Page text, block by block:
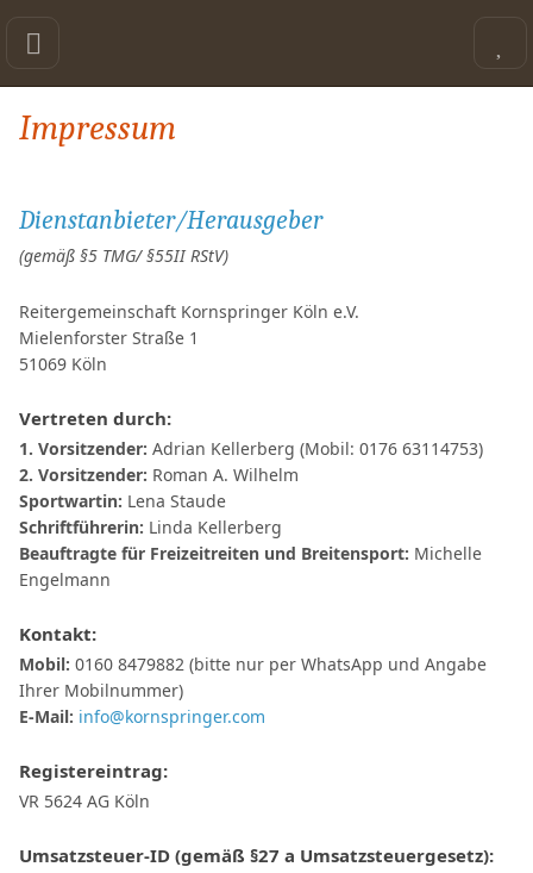
Impressum
Dienstanbieter/Herausgeber
(gemäß §5 TMG/ §55II RStV)
Reitergemeinschaft Kornspringer Köln e.V.
Mielenforster Straße 1
51069 Köln
Vertreten durch:
1. Vorsitzender: Adrian Kellerberg (Mobil: 0176 63114753)
2. Vorsitzender: Roman A. Wilhelm
Sportwartin: Lena Staude
Schriftführerin: Linda Kellerberg
Beauftragte für Freizeitreiten und Breitensport: Michelle
Engelmann
Kontakt:
Mobil: 0160 8479882 (bitte nur per WhatsApp und Angabe
Ihrer Mobilnummer)
E-Mail: info@kornspringer.com
Registereintrag:
VR 5624 AG Köln
Umsatzsteuer-ID (gemäß §27 a Umsatzsteuergesetz):